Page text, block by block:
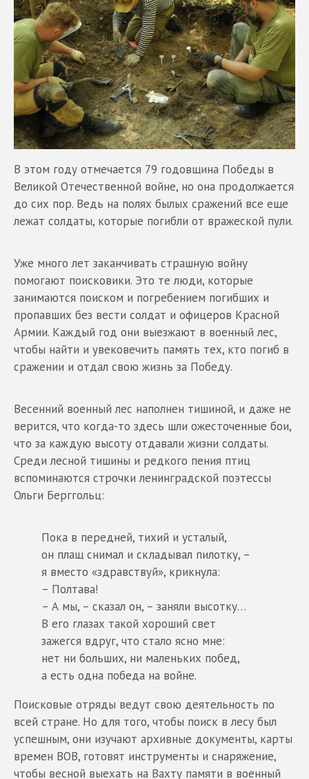
В этом году отмечается 79 годовщина Победы в
Великой Отечественной войне, но она продолжается
до сих пор. Ведь на полях былых сражений все еще
лежат солдаты, которые погибли от вражеской пули.
Уже много лет заканчивать страшную войну
помогают поисковики. Это те люди, которые
занимаются поиском и погребением погибших и
пропавших без вести солдат и офицеров Красной
Армии. Каждый год они выезжают в военный лес,
чтобы найти и увековечить память тех, кто погиб в
сражении и отдал свою жизнь за Победу.
Весенний военный лес наполнен тишиной, и даже не
верится, что когда-то здесь шли ожесточенные бои,
что за каждую высоту отдавали жизни солдаты.
Среди лесной тишины и редкого пения птиц
вспоминаются строчки ленинградской поэтессы
Ольги Берггольц:
Пока в передней, тихий и усталый,
он плащ снимал и складывал пилотку, –
я вместо «здравствуй», крикнула:
– Полтава!
– А мы, – сказал он, – заняли высотку…
В его глазах такой хороший свет
зажегся вдруг, что стало ясно мне:
нет ни больших, ни маленьких побед,
а есть одна победа на войне.
Поисковые отряды ведут свою деятельность по
всей стране. Но для того, чтобы поиск в лесу был
успешным, они изучают архивные документы, карты
времен ВОВ, готовят инструменты и снаряжение,
чтобы весной выехать на Вахту памяти в военный